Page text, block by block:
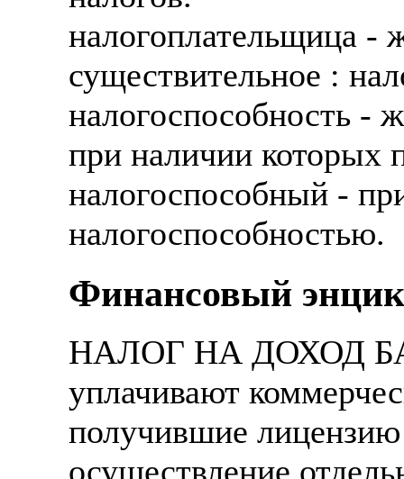
налогоплательщица -
существительное :
налогоспособность -
при наличии которых
налогоспособный -
налогоспособностью.
Финансовый
НАЛОГ НА ДОХОД
уплачивают
получившие
осуществление